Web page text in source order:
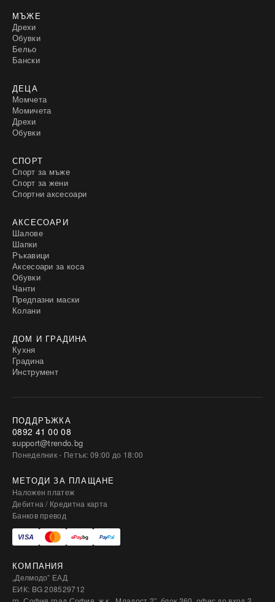
МЪЖЕ
Дрехи
Обувки
Бельо
Бански
ДЕЦА
Момчета
Момичета
Дрехи
Обувки
СПОРТ
Спорт за мъже
Спорт за жени
Спортни аксесоари
АКСЕСОАРИ
Шалове
Шапки
Ръкавици
Аксесоари за коса
Обувки
Чанти
Предпазни маски
Колани
ДОМ И ГРАДИНА
Кухня
Градина
Инструмент
ПОДДРЪЖКА
0892 41 00 08
support@trendo.bg
Понеделник - Петък: 09:00 до 18:00
МЕТОДИ ЗА ПЛАЩАНЕ
Наложен платеж
Дебитна / Кредитна карта
Банков превод
КОМПАНИЯ
„Делмодо” ЕАД
ЕИК: BG 208529712